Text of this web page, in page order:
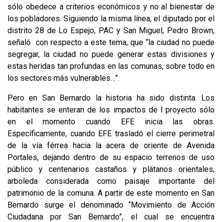
sólo obedece a criterios económicos y no al bienestar de
los pobladores. Siguiendo la misma línea, el diputado por el
distrito 28 de Lo Espejo, PAC y San Miguel, Pedro Brown,
señaló con respecto a este tema, que “la ciudad no puede
segregar, la ciudad no puede generar estas divisiones y
estas heridas tan profundas en las comunas, sobre todo en
los sectores más vulnerables…”.
Pero en San Bernardo la historia ha sido distinta. Los
habitantes se enteran de los impactos de l proyecto sólo
en el momento cuando EFE inicia las obras.
Específicamente, cuando EFE trasladó el cierre perimetral
de la vía férrea hacia la acera de oriente de Avenida
Portales, dejando dentro de su espacio terrenos de uso
público y centenarios castaños y plátanos orientales,
arboleda considerada como paisaje importante del
patrimonio de la comuna. A partir de este momento en San
Bernardo surge el denominado “Movimiento de Acción
Ciudadana por San Bernardo”, el cual se encuentra